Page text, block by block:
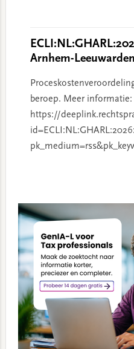
Arnhem-
beroep. Meer informatie:
https://
Sidebar